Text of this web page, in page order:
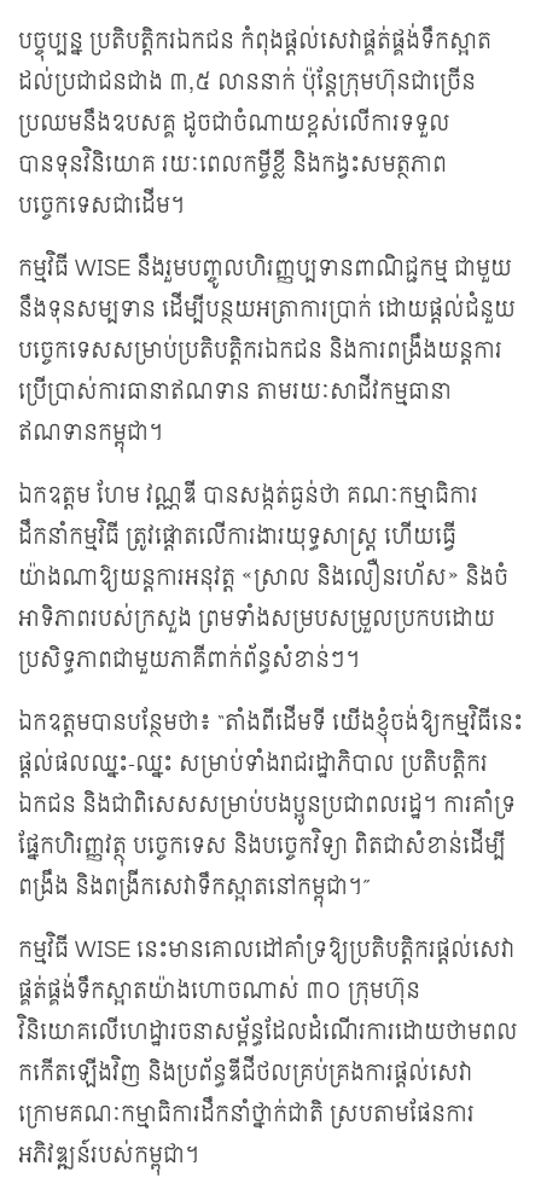
បច្ចុប្បន្ន ប្រតិបត្តិករឯកជន កំពុងផ្តល់សេវាផ្គត់ផ្គង់ទឹកស្អាត
ដល់ប្រជាជនជាង ៣,៥ លាននាក់ ប៉ុន្តែក្រុមហ៊ុនជាច្រើន
ប្រឈមនឹងឧបសគ្គ ដូចជាចំណាយខ្ពស់លើការទទួល
បានទុនវិនិយោគ រយៈពេលកម្ចីខ្លី និងកង្វះសមត្ថភាព
បច្ចេកទេសជាដើម។
កម្មវិធី WISE នឹងរួមបញ្ចូលហិរញ្ញប្បទានពាណិជ្ជកម្ម ជាមួយ
នឹងទុនសម្បទាន ដើម្បីបន្ថយអត្រាការប្រាក់ ដោយផ្តល់ជំនួយ
បច្ចេកទេសសម្រាប់ប្រតិបត្តិករឯកជន និងការពង្រឹងយន្តការ
ប្រើប្រាស់ការធានាឥណទាន តាមរយៈសាជីវកម្មធានា
ឥណទានកម្ពុជា។
ឯកឧត្តម ហែម វណ្ណឌី បានសង្កត់ធ្ងន់ថា គណៈកម្មាធិការ
ដឹកនាំកម្មវិធី ត្រូវផ្តោតលើការងារយុទ្ធសាស្ត្រ ហើយធ្វើ
យ៉ាងណាឱ្យយន្តការអនុវត្ត «ស្រាល និងលឿនរហ័ស» និងចំ
អាទិភាពរបស់ក្រសួង ព្រមទាំងសម្របសម្រួលប្រកបដោយ
ប្រសិទ្ធភាពជាមួយភាគីពាក់ព័ន្ធសំខាន់ៗ។
ឯកឧត្តមបានបន្ថែមថា៖ “តាំងពីដើមទី យើងខ្ញុំចង់ឱ្យកម្មវិធីនេះ
ផ្តល់ផលឈ្នះ-ឈ្នះ សម្រាប់ទាំងរាជរដ្ឋាភិបាល ប្រតិបត្តិករ
ឯកជន និងជាពិសេសសម្រាប់បងប្អូនប្រជាពលរដ្ឋ។ ការគាំទ្រ
ផ្នែកហិរញ្ញវត្ថុ បច្ចេកទេស និងបច្ចេកវិទ្យា ពិតជាសំខាន់ដើម្បី
ពង្រឹង និងពង្រីកសេវាទឹកស្អាតនៅកម្ពុជា។”
កម្មវិធី WISE នេះមានគោលដៅគាំទ្រឱ្យប្រតិបត្តិករផ្តល់សេវា
ផ្គត់ផ្គង់ទឹកស្អាតយ៉ាងហោចណាស់ ៣០ ក្រុមហ៊ុន
វិនិយោគលើហេដ្ឋារចនាសម្ព័ន្ធដែលដំណើរការដោយថាមពល
កកើតឡើងវិញ និងប្រព័ន្ធឌីជីថលគ្រប់គ្រងការផ្តល់សេវា
ក្រោមគណៈកម្មាធិការដឹកនាំថ្នាក់ជាតិ ស្របតាមផែនការ
អភិវឌ្ឍន៍របស់កម្ពុជា។